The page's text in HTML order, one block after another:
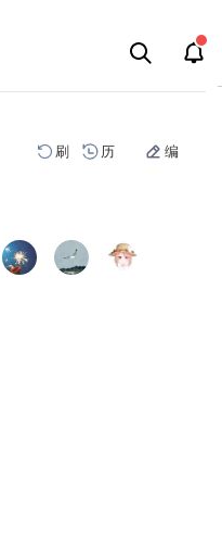
刷 历 编